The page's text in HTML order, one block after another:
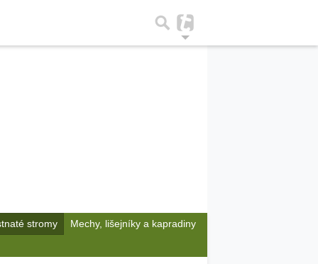
stromy Mechy, lišejníky a kapradiny